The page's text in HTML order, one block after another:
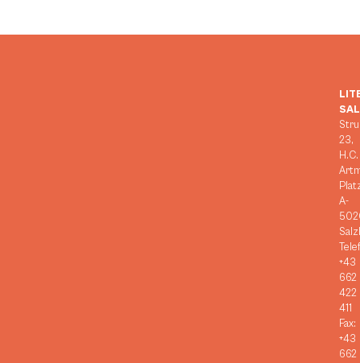
23,
H.C.
A-
+43
662
422
411
Fax:
+43
662